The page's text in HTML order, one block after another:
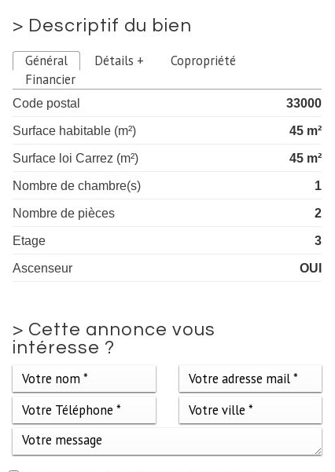
> Descriptif du bien
Général Détails +
Copropriété
Financier
Code postal
33000
Surface habitable (m²)
45 m²
Surface loi Carrez (m²)
45 m²
Nombre de chambre(s)
1
Nombre de pièces
2
Etage
3
Ascenseur
OUI
> Cette annonce vous
intéresse ?